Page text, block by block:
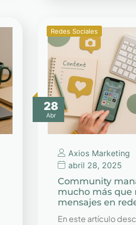
28
Abr
Redes Sociales
Axios Marketing
abril 28, 2025
Community
mucho más que
mensajes en
En este artículo